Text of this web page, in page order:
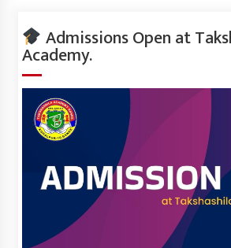
Admissions Open at
Academy.